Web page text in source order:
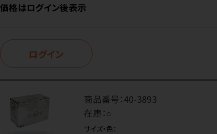
価格はログイン後表示
ログイン
商品番号：40-3893
在庫：○
サイズ・色：